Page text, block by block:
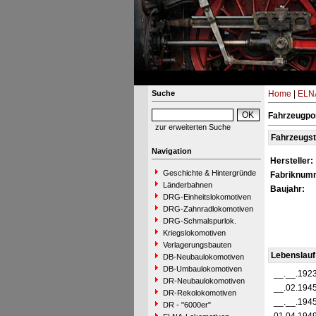
Suche
zur erweiterten Suche
Navigation
Geschichte & Hintergründe
Länderbahnen
DRG-Einheitslokomotiven
DRG-Zahnradlokomotiven
DRG-Schmalspurlok.
Kriegslokomotiven
Verlagerungsbauten
DB-Neubaulokomotiven
DB-Umbaulokomotiven
DR-Neubaulokomotiven
DR-Rekolokomotiven
DR - "6000er"
Home
Hersteller:
Baujahr:
Lebenslauf